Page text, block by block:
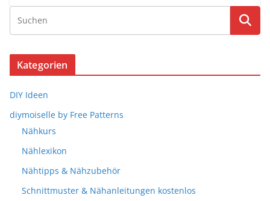
Kategorien
DIY Ideen
diymoiselle by Free Patterns
Nähkurs
Nählexikon
Nähtipps & Nähzubehör
Schnittmuster & Nähanleitungen kostenlos